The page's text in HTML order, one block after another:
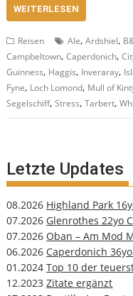
WEITERLESEN
Reisen Ale,Ardshiel,
Campbeltown,Caperdonich,
Guinness, Haggis, Inveraray,
Fyne, Loch Lomond, Mull of
Segelschiff,Stress,Tarbert,
Letzte Updates
08.2026 Highland Park
07.2026 Glenrothes 22yo
07.2026 Oban – Am Mod
06.2026 Caperdonich
01.2024Top 10 der
12.2023Zitate ergänzt